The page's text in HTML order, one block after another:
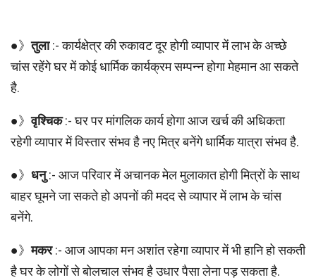
●》तुला:- कार्यक्षेत्र की रुकावट दूर होगी व्यापार में लाभ के अच्छे
चांस रहेंगे घर में कोई धार्मिक कार्यक्रम सम्पन्न होगा मेहमान आ सकते
है.
●》वृश्चिक:- घर पर मांगलिक कार्य होगा आज खर्च की अधिकता
रहेगी व्यापार में विस्तार संभव है नए मित्र बनेंगे धार्मिक यात्रा संभव है.
●》 धनु:- आज परिवार में अचानक मेल मुलाकात होगी मित्रों के साथ
बाहर घूमने जा सकते हो अपनों की मदद से व्यापार में लाभ के चांस
बनेंगे.
●》मकर:- आज आपका मन अशांत रहेगा व्यापार में भी हानि हो सकती
है घर के लोगों से बोलचाल संभव है उधार पैसा लेना पड़ सकता है.